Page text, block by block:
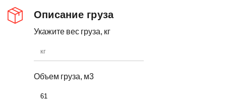
Описание груза
Укажите вес груза, кг
Объем груза, м3